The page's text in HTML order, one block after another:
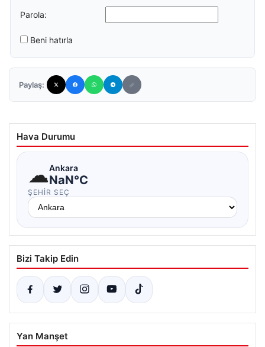
Parola:
Beni hatırla
Paylaş:
Hava Durumu
☁Ankara
NaN°C
ŞEHIR SEÇ
Bizi Takip Edin
Yan Manşet